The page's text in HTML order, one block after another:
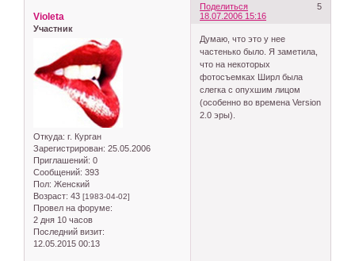
Поделиться
5
18.07.2006 15:16
Violeta
Участник
Откуда: г. Курган
Зарегистрирован: 25.05.2006
Приглашений: 0
Сообщений: 393
Пол: Женский
Возраст: 43 [1983-04-02]
Провел на форуме:
2 дня 10 часов
Последний визит:
12.05.2015 00:13
Думаю, что это у нее
частенько было. Я заметила,
что на некоторых
фотосъемках Ширл была
слегка с опухшим лицом
(особенно во времена Version
2.0 эры).